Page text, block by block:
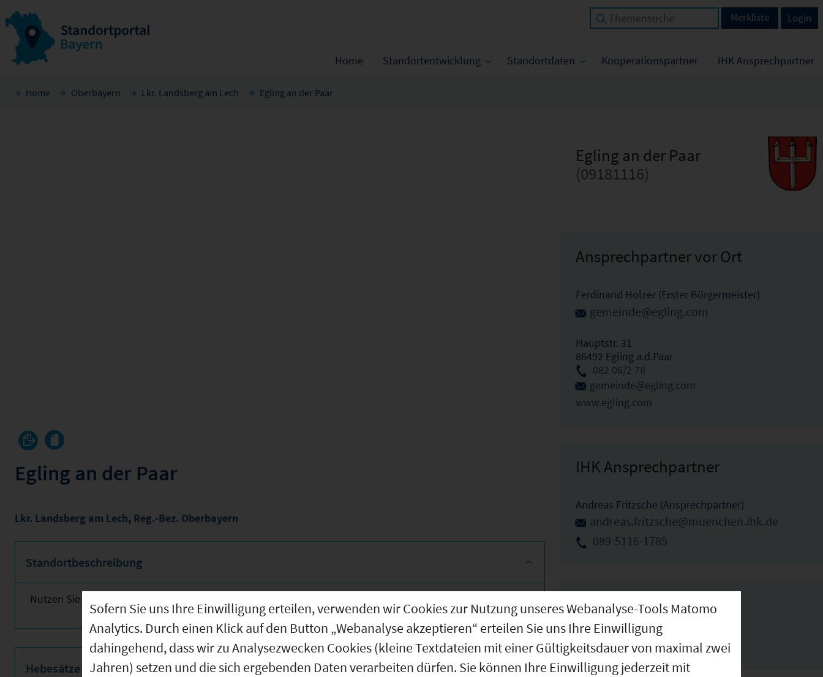
Home Standortentwicklung Standortdaten Kooperationspartner IHK Ansprechpartner
Login
Merkliste
Home Oberbayern Lkr. Landsberg am Lech Egling an der Paar
Egling an der Paar
Lkr. Landsberg am Lech, Reg.-Bez. Oberbayern
Standortbeschreibung
Nutzen Sie obenstehende Links für weitere Informationen!
Hebesätze
Egling an der Paar
(09181116)
Ansprechpartner vor Ort
Ferdinand Holzer (Erster Bürgermeister)
gemeinde@egling.com
Hauptstr. 31
86492 Egling a.d.Paar
082 06/2 78
gemeinde@egling.com
www.egling.com
IHK Ansprechpartner
Andreas Fritzsche (Ansprechpartner)
andreas.fritzsche@muenchen.ihk.de
089-5116-1785
Links
www.egling.de
Sofern Sie uns Ihre Einwilligung erteilen, verwenden wir Cookies zur Nutzung unseres Webanalyse-Tools Matomo
Analytics. Durch einen Klick auf den Button „Webanalyse akzeptieren“ erteilen Sie uns Ihre Einwilligung
dahingehend, dass wir zu Analysezwecken Cookies (kleine Textdateien mit einer Gültigkeitsdauer von maximal zwei
Jahren) setzen und die sich ergebenden Daten verarbeiten dürfen. Sie können Ihre Einwilligung jederzeit mit